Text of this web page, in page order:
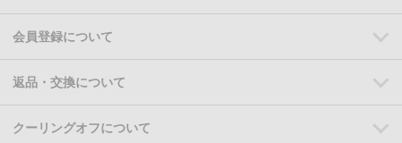
会員登録について
返品・交換について
クーリングオフについて